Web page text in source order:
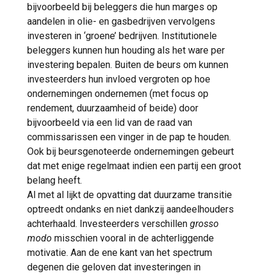
bijvoorbeeld bij beleggers die hun marges op
aandelen in olie- en gasbedrijven vervolgens
investeren in ‘groene’ bedrijven. Institutionele
beleggers kunnen hun houding als het ware per
investering bepalen. Buiten de beurs om kunnen
investeerders hun invloed vergroten op hoe
ondernemingen ondernemen (met focus op
rendement, duurzaamheid of beide) door
bijvoorbeeld via een lid van de raad van
commissarissen een vinger in de pap te houden.
Ook bij beursgenoteerde ondernemingen gebeurt
dat met enige regelmaat indien een partij een groot
belang heeft.
Al met al lijkt de opvatting dat duurzame transitie
optreedt ondanks en niet dankzij aandeelhouders
achterhaald. Investeerders verschillen grosso
modo misschien vooral in de achterliggende
motivatie. Aan de ene kant van het spectrum
degenen die geloven dat investeringen in